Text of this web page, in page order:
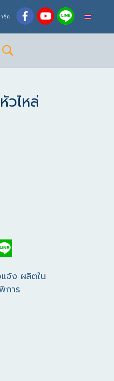
ชิก
วไหล่
จ้ง ผลิตใน
การ